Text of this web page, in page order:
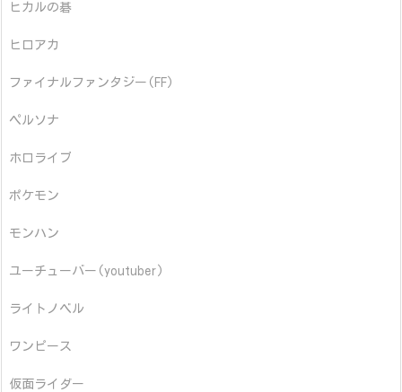
ヒカルの碁
ヒロアカ
ファイナルファンタジー(FF)
ペルソナ
ホロライブ
ポケモン
モンハン
ユーチューバー(youtuber)
ライトノベル
ワンピース
仮面ライダー